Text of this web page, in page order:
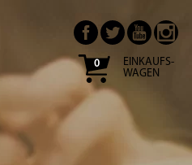
0
EINKAUFS-
WAGEN